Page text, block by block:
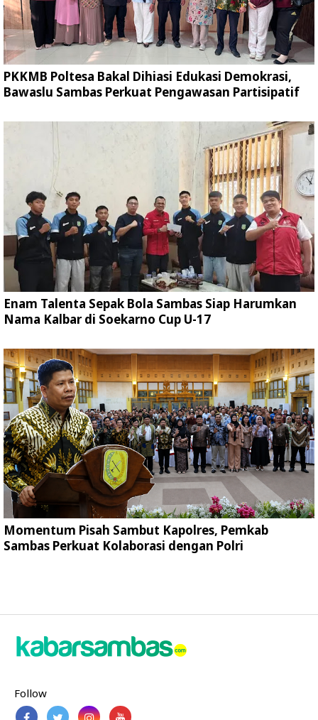
PKKMB Poltesa Bakal Dihiasi Edukasi Demokrasi,
Bawaslu Sambas Perkuat Pengawasan Partisipatif
Enam Talenta Sepak Bola Sambas Siap Harumkan
Nama Kalbar di Soekarno Cup U-17
Momentum Pisah Sambut Kapolres, Pemkab
Sambas Perkuat Kolaborasi dengan Polri
Follow